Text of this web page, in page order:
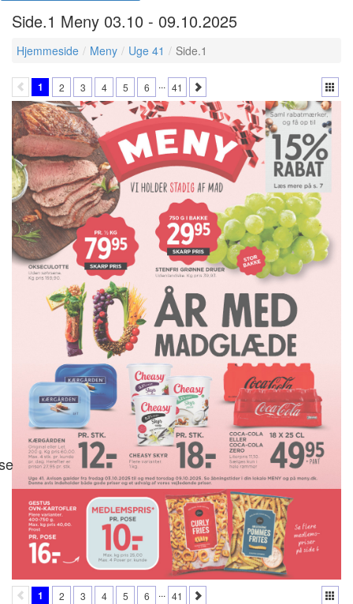
Side.1 Meny 03.10 - 09.10.2025
Hjemmeside Meny Uge 41 Side.1
1 2 3 4 5 6 ... 41
1 2 3 4 5 6 ... 41